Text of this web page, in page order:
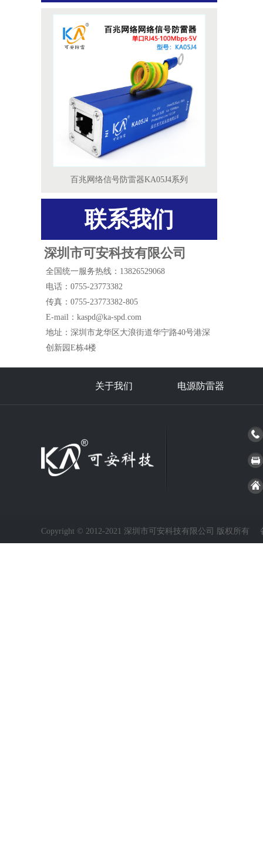
百兆网络信号防雷器KA05J4系列
联系我们
深圳市可安科技有限公司
全国统一服务热线：13826529068
电话：0755-23773382
传真：0755-23773382-805
E-mail：kaspd@ka-spd.com
地址：深圳市龙华区大浪街道华宁路40号港深
创新园E栋4楼
关于我们 电源防雷器
Copyright © 2012-2021 深圳市可安科技有限公司 版权所有